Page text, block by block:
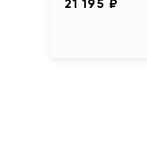
21 195 ₽